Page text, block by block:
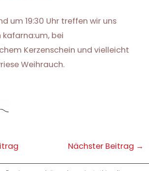
um 19:30 Uhr treffen wir uns
bei
Kerzenschein und vielleicht
Weihrauch.
Nächster Beitrag →